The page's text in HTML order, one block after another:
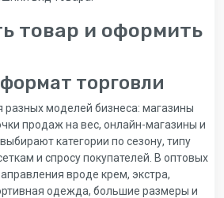
товар и оформить
торговли
разных моделей бизнеса: магазины
продаж на вес, онлайн-магазины и
категории по сезону, типу
и спросу покупателей. В оптовых
вроде крем, экстра,
одежда, большие размеры и